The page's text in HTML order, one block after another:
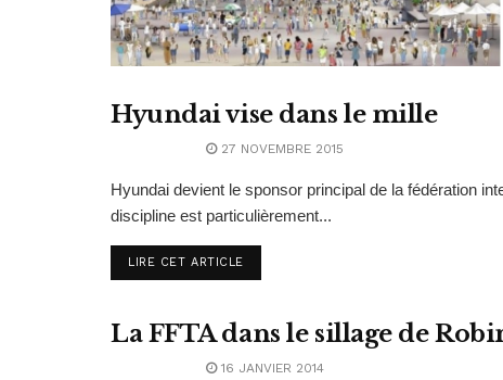
ABONNEMENT
Hyundai vise dans le mille
27 NOVEMBRE 2015
Hyundai devient le sponsor principal de la fédération
discipline est particulièrement...
LIRE CET ARTICLE
ABONNEMENT
La FFTA dans le sillage de
16 JANVIER 2014